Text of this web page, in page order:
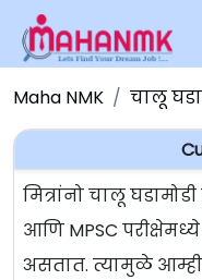
Maha NMK चालू
मित्रांनो चालू
आणि MPSC
असतात. त्यामुळे